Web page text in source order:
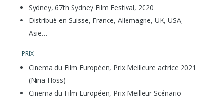
Sydney, 67th Sydney Film Festival, 2020
Distribué en Suisse, France, Allemagne, UK, USA,
Asie…
PRIX
Cinema du Film Européen, Prix Meilleure actrice 2021
(Nina Hoss)
Cinema du Film Européen, Prix Meilleur Scénario